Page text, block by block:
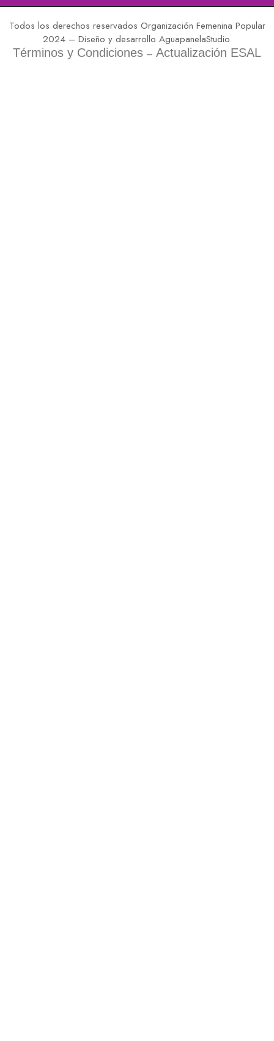
Todos los derechos reservados Organización Femenina Popular
2024 – Diseño y desarrollo AguapanelaStudio.
Términos y Condiciones – Actualización ESAL